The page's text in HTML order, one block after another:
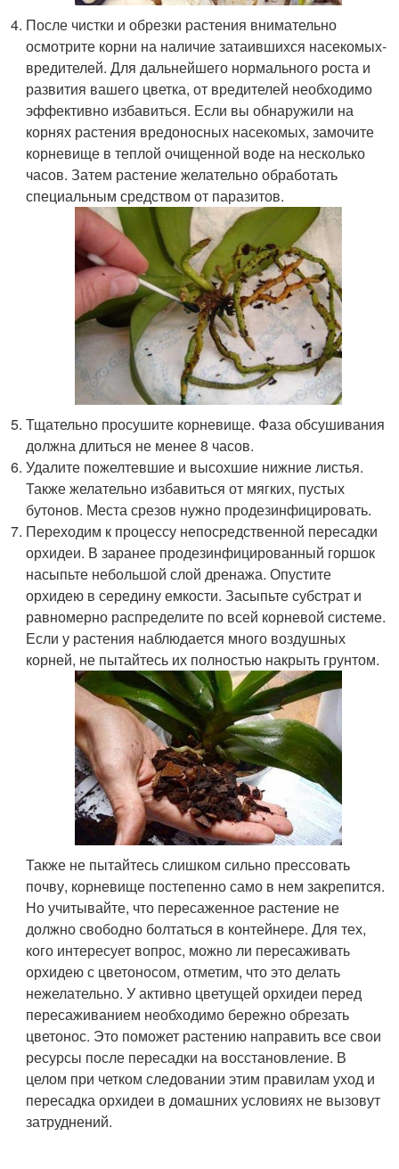
После чистки и обрезки растения внимательно
осмотрите корни на наличие затаившихся насекомых-
вредителей. Для дальнейшего нормального роста и
развития вашего цветка, от вредителей необходимо
эффективно избавиться. Если вы обнаружили на
корнях растения вредоносных насекомых, замочите
корневище в теплой очищенной воде на несколько
часов. Затем растение желательно обработать
специальным средством от паразитов.
Тщательно просушите корневище. Фаза обсушивания
должна длиться не менее 8 часов.
Удалите пожелтевшие и высохшие нижние листья.
Также желательно избавиться от мягких, пустых
бутонов. Места срезов нужно продезинфицировать.
Переходим к процессу непосредственной пересадки
орхидеи. В заранее продезинфицированный горшок
насыпьте небольшой слой дренажа. Опустите
орхидею в середину емкости. Засыпьте субстрат и
равномерно распределите по всей корневой системе.
Если у растения наблюдается много воздушных
корней, не пытайтесь их полностью накрыть грунтом.
Также не пытайтесь слишком сильно прессовать
почву, корневище постепенно само в нем закрепится.
Но учитывайте, что пересаженное растение не
должно свободно болтаться в контейнере. Для тех,
кого интересует вопрос, можно ли пересаживать
орхидею с цветоносом, отметим, что это делать
нежелательно. У активно цветущей орхидеи перед
пересаживанием необходимо бережно обрезать
цветонос. Это поможет растению направить все свои
ресурсы после пересадки на восстановление. В
целом при четком следовании этим правилам уход и
пересадка орхидеи в домашних условиях не вызовут
затруднений.